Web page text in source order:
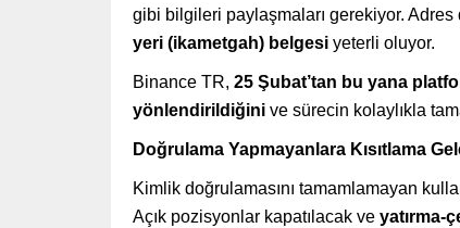
gibi bilgileri paylaşmaları gerekiyor.
yeri (ikametgah) belgesi yeterli oluyor.
Binance TR, 25 Şubat’tan bu yana
yönlendirildiğini ve sürecin kolaylıkla
Doğrulama Yapmayanlara Kısıtlama
Kimlik doğrulamasını tamamlamayan
Açık pozisyonlar kapatılacak ve yatırma-